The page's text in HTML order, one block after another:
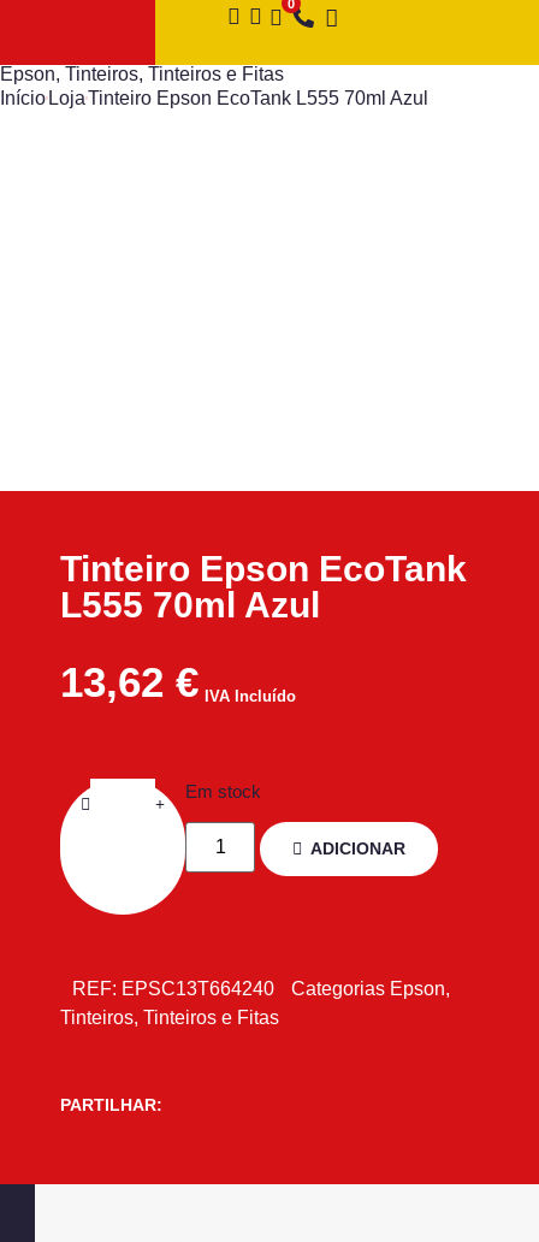
Epson, Tinteiros, Tinteiros e Fitas
Início LojaTinteiro Epson EcoTank L555 70ml Azul
Tinteiro Epson EcoTank
L555 70ml Azul
13,62 € IVA Incluído
Em stock
ADICIONAR
REF: EPSC13T664240 Categorias Epson,
Tinteiros, Tinteiros e Fitas
PARTILHAR: